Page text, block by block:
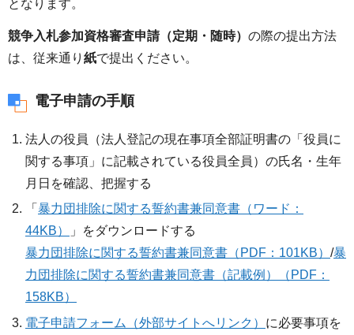
となります。
競争入札参加資格審査申請（定期・随時） の際の提出方法
は、従来通り 紙で提出ください。
電子申請の手順
法人の役員（法人登記の現在事項全部証明書の「役員に
関する事項」に記載されている役員全員）の氏名・生年
月日を確認、把握する
「 暴力団排除に関する誓約書兼同意書（ワード：
44KB）
」をダウンロードする
暴力団排除に関する誓約書兼同意書（PDF：101KB） /暴
力団排除に関する誓約書兼同意書（記載例）（PDF：
158KB）
電子申請フォーム（外部サイトへリンク） に必要事項を